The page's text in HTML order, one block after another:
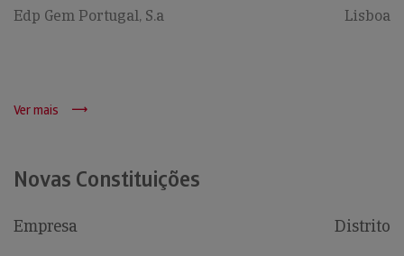
Edp Gem Portugal, S.a Lisboa
Ver mais
Novas Constituições
Empresa Distrito